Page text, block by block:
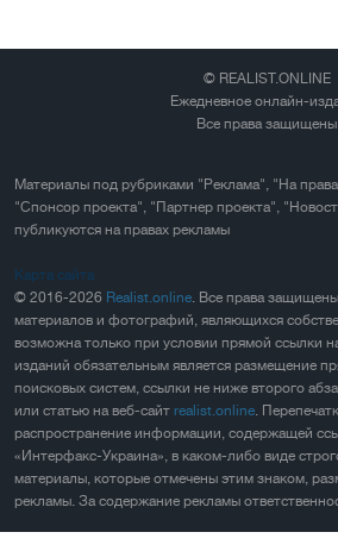
© REALIST.ONLINE
Ежедневное онлайн-
Все права защищены
Материалы под рубриками "Реклама", "На
"Спонсор проекта", "Партнер проекта",
публикуются на правах рекламы
Карта сайта
© 2016-2026 Realist.online. Все права
материалов и фотографий, являющихся
возможна только при условии прямой ссылки
изданий обязательным является размещение
поисковых систем, ссылки не ниже второго
или статью на веб-сайт realist.online.
распространение информации, содержащей
«Интерфакс-Украина», в каком-либо виде
материалы, которые отмечены этим знаком,
рекламы. За содержание рекламы